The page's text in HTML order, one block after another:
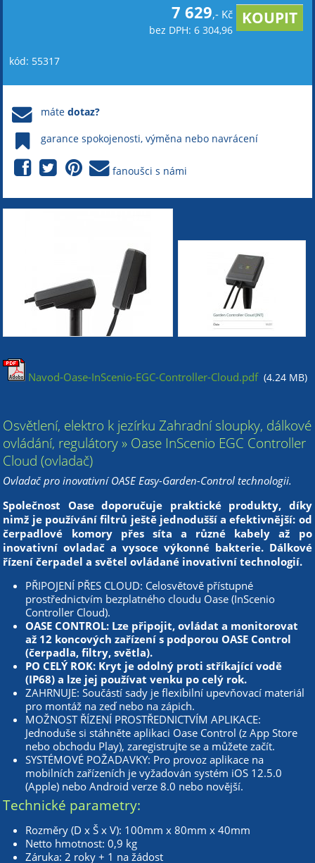
7 629,- Kč
bez DPH: 6 304,96
kód: 55317
mátedotaz?
garance spokojenosti, výměna nebo navrácení
fanoušci s námi
Navod-Oase-InScenio-EGC-Controller-Cloud.pdf (4.24 MB)
Osvětlení, elektro k jezírku Zahradní sloupky, dálkové
ovládání, regulátory » Oase InScenio EGC Controller
Cloud (ovladač)
Ovladač pro inovativní OASE Easy-Garden-Control technologii.
Společnost Oase doporučuje praktické produkty, díky
nimž je používání filtrů ještě jednodušší a efektivnější: od
čerpadlové komory přes síta a různé kabely až po
inovativní ovladač a vysoce výkonné bakterie. Dálkové
řízení čerpadel a světel ovládané inovativní technologií.
PŘIPOJENÍ PŘES CLOUD: Celosvětově přístupné
prostřednictvím bezplatného cloudu Oase (InScenio
Controller Cloud).
OASE CONTROL: Lze připojit, ovládat a monitorovat
až 12 koncových zařízení s podporou OASE Control
(čerpadla, filtry, světla).
PO CELÝ ROK: Kryt je odolný proti stříkající vodě
(IP68) a lze jej používat venku po celý rok.
ZAHRNUJE: Součástí sady je flexibilní upevňovací materiál
pro montáž na zeď nebo na zápich.
MOŽNOST ŘÍZENÍ PROSTŘEDNICTVÍM APLIKACE:
Jednoduše si stáhněte aplikaci Oase Control (z App Store
nebo obchodu Play), zaregistrujte se a můžete začít.
SYSTÉMOVÉ POŽADAVKY: Pro provoz aplikace na
mobilních zařízeních je vyžadován systém iOS 12.5.0
(Apple) nebo Android verze 8.0 nebo novější.
Technické parametry:
Rozměry (D x Š x V): 100mm x 80mm x 40mm
Netto hmotnost: 0,9 kg
Záruka: 2 roky + 1 na žádost